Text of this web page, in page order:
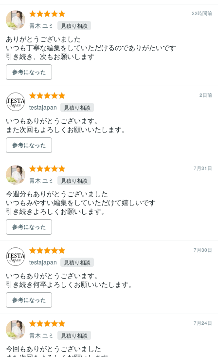
22時間前
青木 ユミ 見積り相談
ありがとうございました
いつも丁寧な編集をしていただけるのでありがたいです
引き続き、次もお願いします
参考になった
2日前
testajapan 見積り相談
いつもありがとうございます。
また次回もよろしくお願いいたします。
参考になった
7月31日
青木 ユミ 見積り相談
今週分もありがとうございました
いつもみやすい編集をしていただけて嬉しいです
引き続きよろしくお願いします。
参考になった
7月30日
testajapan 見積り相談
いつもありがとうございます。
引き続き何卒よろしくお願いいたします。
参考になった
7月24日
青木 ユミ 見積り相談
今回もありがとうございました